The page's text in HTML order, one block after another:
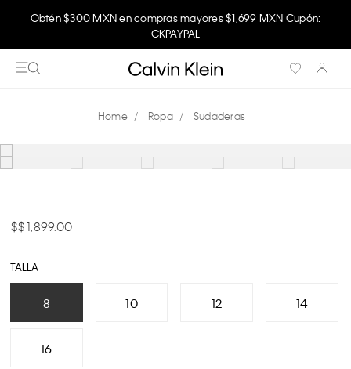
Obtén $300 MXN en compras mayores $1,699 MXN Cupón:
CKPAYPAL
Ropa Sudaderas
$ 1,899.00
TALLA
8 10 12 14
16